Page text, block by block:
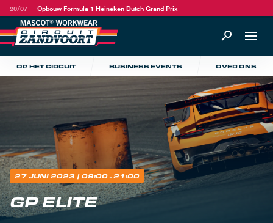
20/07 Opbouw Formula 1 Heineken Dutch Grand Prix
OP HET CIRCUIT BUSINESS EVENTS OVER ONS
27 JUNI 2023 | 09:00 - 21:00
GP ELITE